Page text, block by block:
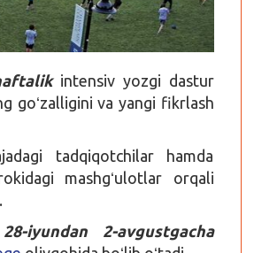
intensiv yozgi dastur
goʻzalligini va yangi fikrlash
tadqiqotchilar hamda
mashgʻulotlar orqali
iyundan 2-avgustgacha